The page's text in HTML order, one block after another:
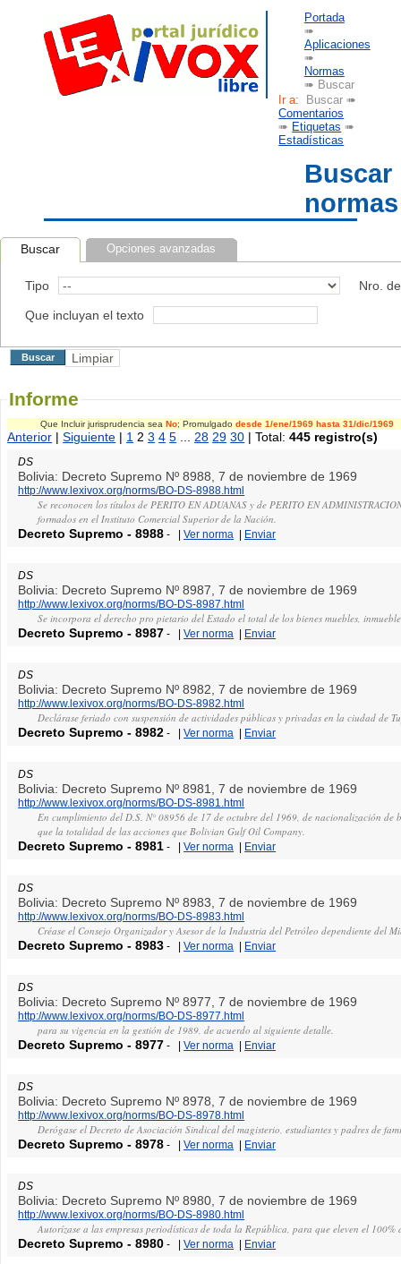
Portada
➠
Aplicaciones
➠
Normas
➠ Buscar
Ir a: Buscar ➠
Comentarios
➠ Etiquetas ➠
Estadísticas
Buscar
normas
Buscar Opciones avanzadas
Tipo Nro.
Que incluyan el texto
Informe
Que Incluir jurisprudencia sea No; Promulgado desde 1/ene/1969 hasta 31/dic/1969
Anterior |Siguiente | 1 23 4 5 28 29 30 | Total:445 registro(s)
DS
Bolivia: Decreto Supremo Nº 8988, 7 de noviembre de 1969
http://www.lexivox.org/norms/BO-DS-8988.html
Se reconocen los títulos de PERITO EN ADUANAS y de PERITO EN
formados en el Instituto Comercial Superior de la Nación.
Decreto Supremo -8988 - |Ver norma | Enviar
DS
Bolivia: Decreto Supremo Nº 8987, 7 de noviembre de 1969
http://www.lexivox.org/norms/BO-DS-8987.html
Se incorpora el derecho pro pietario del Estado el total de los bienes muebles,
Decreto Supremo -8987 - |Ver norma | Enviar
DS
Bolivia: Decreto Supremo Nº 8982, 7 de noviembre de 1969
http://www.lexivox.org/norms/BO-DS-8982.html
Declárase feriado con suspensión de actividades públicas y privadas en la ciudad de
Decreto Supremo -8982 - |Ver norma | Enviar
DS
Bolivia: Decreto Supremo Nº 8981, 7 de noviembre de 1969
http://www.lexivox.org/norms/BO-DS-8981.html
En cumplimiento del D.S. N° 08956 de 17 de octubre del 1969, de nacionalización de
que la totalidad de las acciones que Bolivian Gulf Oil Company.
Decreto Supremo -8981 - |Ver norma | Enviar
DS
Bolivia: Decreto Supremo Nº 8983, 7 de noviembre de 1969
http://www.lexivox.org/norms/BO-DS-8983.html
Créase el Consejo Organizador y Asesor de la Industria del Petróleo dependiente del
Decreto Supremo -8983 - |Ver norma | Enviar
DS
Bolivia: Decreto Supremo Nº 8977, 7 de noviembre de 1969
http://www.lexivox.org/norms/BO-DS-8977.html
para su vigencia en la gestión de 1989, de acuerdo al siguiente detalle.
Decreto Supremo -8977 - |Ver norma | Enviar
DS
Bolivia: Decreto Supremo Nº 8978, 7 de noviembre de 1969
http://www.lexivox.org/norms/BO-DS-8978.html
Derógase el Decreto de Asociación Sindical del magisterio, estudiantes y padres de
Decreto Supremo -8978 - |Ver norma | Enviar
DS
Bolivia: Decreto Supremo Nº 8980, 7 de noviembre de 1969
http://www.lexivox.org/norms/BO-DS-8980.html
Autorízase a las empresas periodísticas de toda la República, para que eleven el
Decreto Supremo -8980 - |Ver norma | Enviar